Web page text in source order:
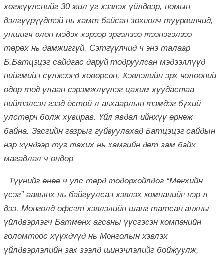
хөгжүүлснийг 30 жил уг хэвлэх үйлдвэр, номын
дэлгүүрүүдтэй нь хамт байсан зохиолч туурвилчид,
уншигч олон мэдэх хэрээр эргэлзээ тээнэгэлзээ
төрөх нь дамжиггүй. Сэтгүүлчид ч энэ талаар
Б.Батцэцэг сайдаас даруй тодруулсан мэдээллүүд
нийгмийн сүлжээнд хөвөрсөн. Хэвлэлийн эрх чөлөөний
өдөр тод улаан сэрэмжлүүлэг цахим хуудастаа
нийтэлсэн гээд ёстой л анхаарлын тэмдэг бүхий
улстөрч болж хувирав. Үйл явдал ийнхүү өрнөж
байна. Засгийн газрыг гуйвуулахад Батцэцэг сайдын
нэр хүндээр туг тахих нь хамгийн дөт зам байх
магадлал ч өндөр.
Түүнийг өнөө ч улс төрд тодорхойлдог “Мөнхийн
үсэг” аавынх нь байгуулсан хэвлэх компанийн нэр л
дээ. Монголд офсет хэвлэлийн шанг татсан анхны
үйлдвэрлэгч Батмөнх агсаны үүсгэсэн компанийн
голомтоос хүүхдүүд нь Монголын хэвлэх
үйлдвэрлэлийн зах зээлд шинэчлэлийг бойжуулж,